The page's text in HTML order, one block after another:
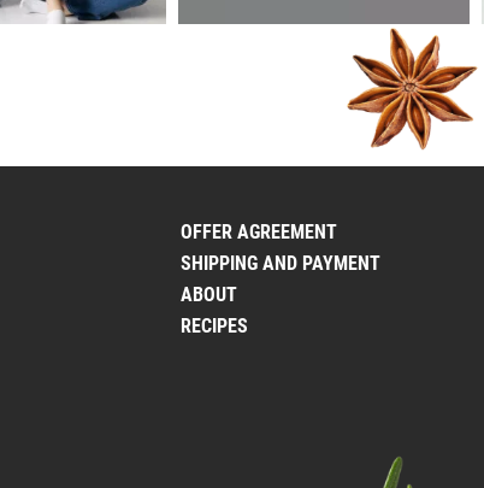
OFFER AGREEMENT
SHIPPING AND PAYMENT
ABOUT
RECIPES